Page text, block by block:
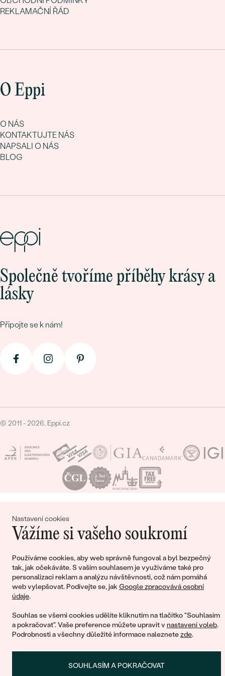
Nastavení cookies
Vážíme si vašeho soukromí
Používáme cookies, aby web správně fungoval a byl bezpečný
tak, jak očekáváte. S vaším souhlasem je využíváme také pro
personalizaci reklam a analýzu návštěvnosti, což nám pomáhá
web vylepšovat. Podívejte se, jak Google zpracovává osobní
údaje.
Souhlas se všemi cookies udělíte kliknutím na tlačítko "Souhlasím
a pokračovat". Vaše preference můžete upravit v nastavení voleb.
Podrobnosti a všechny důležité informace naleznetezde.
SOUHLASÍM A POKRAČOVAT
Jak dlouho trvá výroba zásnubního prstenu s briliantem?
výrobu do 1 týdne.
REKLAMAČNÍ ŘÁD
O Eppi
O NÁS
KONTAKTUJTE NÁS
NAPSALI O NÁS
BLOG
Společně tvoříme příběhy krásy a
lásky
Připojte se k nám!
© 2011 - 2026, Eppi.cz
Nákupní košík
Ještě jste nepřidali žádné produkty do svého
nákupního košíku
POKRAČOVAT V NÁKUPU